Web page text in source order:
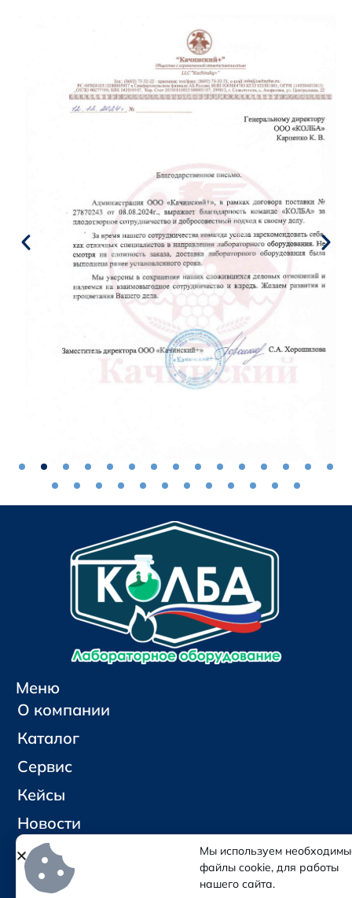
Меню
О компании
Каталог
Сервис
Кейсы
Новости
Контакты
Социальные сети и контакты
Мы используем
файлы cookie, для работы
нашего сайта.